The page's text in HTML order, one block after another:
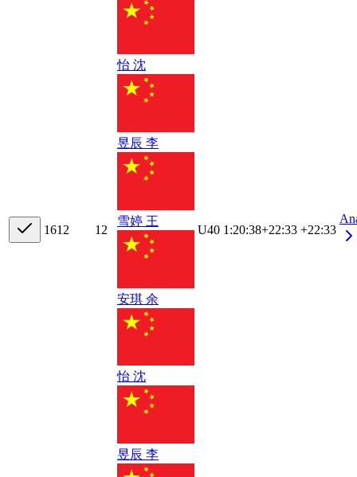
1612 12
怡 沈
昱辰 李
雪婷 王
安琪 余
怡 沈
昱辰 李
U40 1:20:38+22:33 +22:33